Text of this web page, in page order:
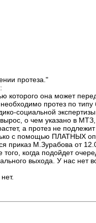
протеза."
она может
протез по
социальной
о чем указано в
а протез не
с помощью ПЛАТНЫХ
приказ М.Зурабова от
когда подойдет
выхода. У нас